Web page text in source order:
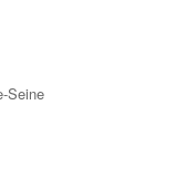
Seine